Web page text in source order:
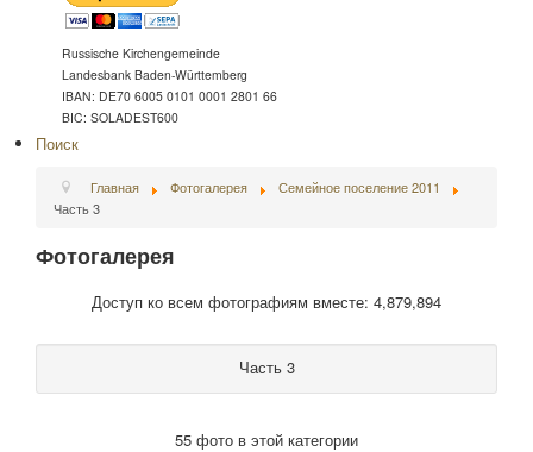
Russische Kirchengemeinde
Landesbank Baden-Württemberg
IBAN: DE70 6005 0101 0001 2801 66
BIC: SOLADEST600
Поиск
Главная Фотогалерея
Семейное поселение 2011
Часть 3
Фотогалерея
Доступ ко всем фотографиям вместе: 4,879,894
Часть 3
55 фото в этой категории